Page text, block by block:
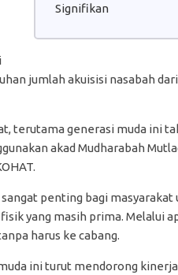
Signifikan
jumlah akuisisi nasabah
terutama generasi muda ini
akad Mudharabah
penting bagi masyarakat
yang masih prima. Melalui
harus ke cabang.
ini turut mendorong